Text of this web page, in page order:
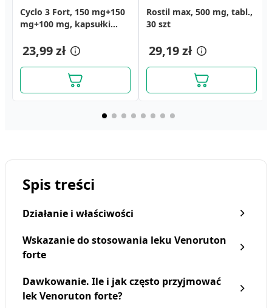
Cyclo 3 Fort, 150 mg+150
mg+100 mg, kapsułki
23,99 zł
Rostil max, 500 mg, tabl.,
30 szt
29,19 zł
Diosmina Colfarm Max,
1000 mg, tabletki, 60 szt.
50,39 zł
Diohespan max, 1000 mg,
tabletki, 60 szt.
71,29 zł
Cerkoderm 15, krem
mocznikowy z AHA, 75 ml
Alantan Plus Altek,
zasypka, 100 g
Spis treści
Działanie i właściwości
Wskazanie do stosowania leku Venoruton
forte
Dawkowanie. Ile i jak często przyjmować
lek Venoruton forte?